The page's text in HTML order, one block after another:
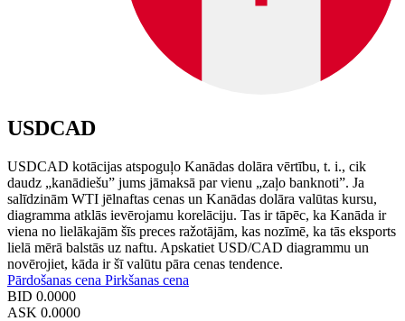
USDCAD
USDCAD kotācijas atspoguļo Kanādas dolāra vērtību, t. i., cik
daudz „kanādiešu” jums jāmaksā par vienu „zaļo banknoti”. Ja
salīdzinām WTI jēlnaftas cenas un Kanādas dolāra valūtas kursu,
diagramma atklās ievērojamu korelāciju. Tas ir tāpēc, ka Kanāda ir
viena no lielākajām šīs preces ražotājām, kas nozīmē, ka tās eksports
lielā mērā balstās uz naftu. Apskatiet USD/CAD diagrammu un
novērojiet, kāda ir šī valūtu pāra cenas tendence.
Pārdošanas cena Pirkšanas cena
BID 0.0000
ASK 0.0000